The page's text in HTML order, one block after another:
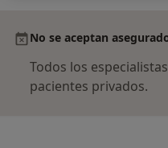
No se aceptan
Todos los
pacientes privados.